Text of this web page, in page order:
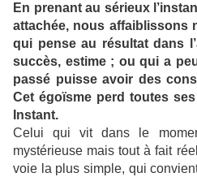
En prenant au sérieux
attachée, nous affaiblissons
qui pense au résultat dans
succès, estime ; ou qui a
passé puisse avoir des
Cet égoïsme perd toutes
Instant.
Celui qui vit dans le
mystérieuse mais tout à fait
voie la plus simple, qui